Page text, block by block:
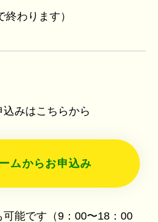
終わります）
みはこちらから
ムからお申込み
能です（9：00〜18：00